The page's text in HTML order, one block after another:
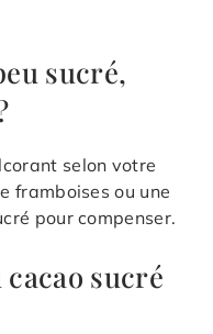
sucré,
selon votre
framboises ou une
pour compenser.
sucré